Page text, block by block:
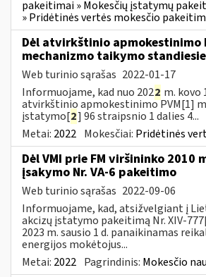
pakeitimai » Mokesčių įstatymų
» Pridėtinės vertės mokesčio
Dėl atvirkštinio apmokestinimo
mechanizmo taikymo
Web turinio sąrašas 2022-01-17
Informuojame, kad nuo 2022 m. kovo
atvirkštinio apmokestinimo PVM[1]
įstatymo[2] 96 straipsnio 1 dalies 4...
Metai: 2022 Mokesčiai: Pridėtinės
Dėl VMI prie FM viršininko 2010
įsakymo Nr. VA-6 pakeitimo
Web turinio sąrašas 2022-09-06
Informuojame, kad, atsižvelgiant į
akcizų įstatymo pakeitimą Nr. XIV-
2023 m. sausio 1 d. panaikinamas
energijos mokėtojus...
Metai: 2022 Pagrindinis: Mokesčio